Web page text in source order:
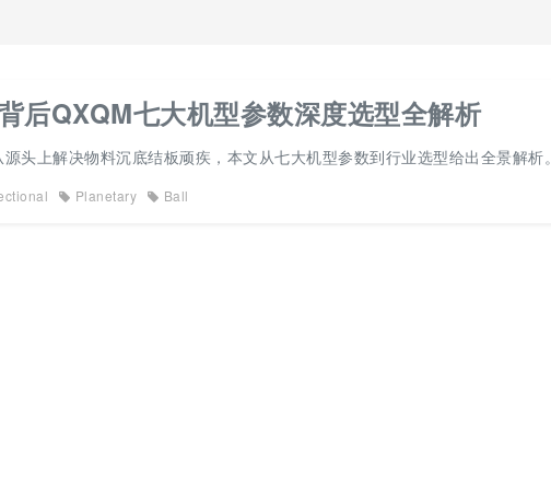
后QXQM七大机型参数深度选型全解析
头上解决物料沉底结板顽疾，本文从七大机型参数到行业选型给出全景解析。
Planetary Ball